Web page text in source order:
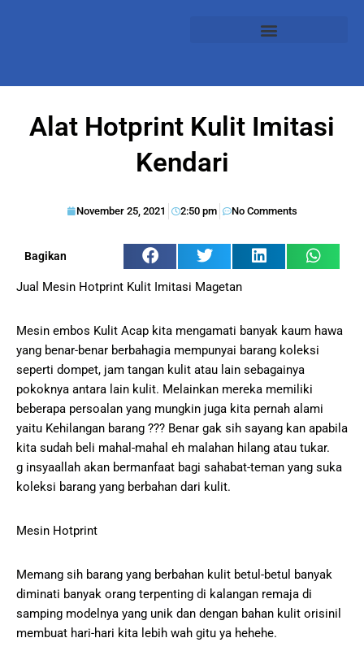
Alat Hotprint Kulit Imitasi
Kendari
November 25, 2021 2:50 pm No Comments
Bagikan
Jual Mesin Hotprint Kulit Imitasi Magetan
Mesin embos Kulit Acap kita mengamati banyak kaum hawa
yang benar-benar berbahagia mempunyai barang koleksi
seperti dompet, jam tangan kulit atau lain sebagainya
pokoknya antara lain kulit. Melainkan mereka memiliki
beberapa persoalan yang mungkin juga kita pernah alami
yaitu Kehilangan barang ??? Benar gak sih sayang kan apabila
kita sudah beli mahal-mahal eh malahan hilang atau tukar.
g insyaallah akan bermanfaat bagi sahabat-teman yang suka
koleksi barang yang berbahan dari kulit.
Mesin Hotprint
Memang sih barang yang berbahan kulit betul-betul banyak
diminati banyak orang terpenting di kalangan remaja di
samping modelnya yang unik dan dengan bahan kulit orisinil
membuat hari-hari kita lebih wah gitu ya hehehe.